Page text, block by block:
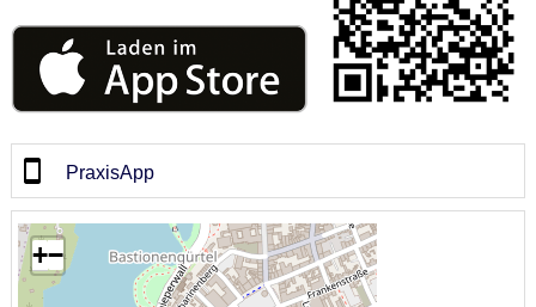
PraxisApp
+−